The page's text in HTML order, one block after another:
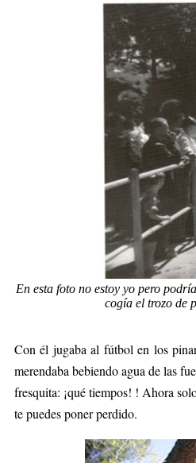
En esta foto no estoy yo pero
cogía el trozo de
Con él jugaba al fútbol en los
merendaba bebiendo agua de las
fresquita: ¡qué tiempos! ! Ahora
te puedes poner perdido.